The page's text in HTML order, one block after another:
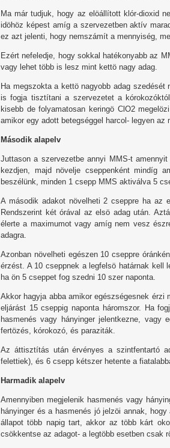
Ma már tudjuk, hogy az elöállított klór-dioxid
idöhöz képest amíg a szervezetben aktív
ez azt jelenti, hogy nemszámít a mennyiség,
Ezért nefeledje, hogy sokkal hatékonyabb az
vagy lehet több is lesz mint kettö nagy adag.
Ha megszokta a kettö nagyobb adag
is fogja tisztítani a szervezetet a
kisebb de folyamatosan keringö ClO2
amikor egy adott betegséggel harcol- legyen
Második alapelv
Juttason a szervezetbe annyi MMS-t
kezdjen, majd növelje cseppenként mindíg
beszélünk, minden 1 csepp MMS aktiválva 5
A második adakot növelheti 2 cseppre ha az
Rendszerint két órával az elsö adag után.
élerte a maximumot vagy amíg nem vesz
adagra.
Azonban növelheti egészen 10 cseppre
érzést. A 10 cseppnek a legfelsö határnak kell
ha ön 5 cseppet fog szedni 10 szer naponta.
Akkor hagyja abba amikor egészségesnek
eljárást 15 cseppig naponta háromszor. Ha
hasmenés vagy hányinger jelentkezne,
fertözés, kórokozó, és paraziták.
Az áttisztítás után érvényes a szintfentartó
felettiek), és 6 csepp kétszer hetente a
Harmadik alapelv
Amennyiben megjelenik hasmenés vagy
hányinger és a hasmenés jó jelzöi annak,
állapot több napig tart, akkor az több kárt
csökkentse az adagot- a legtöbb esetben csak